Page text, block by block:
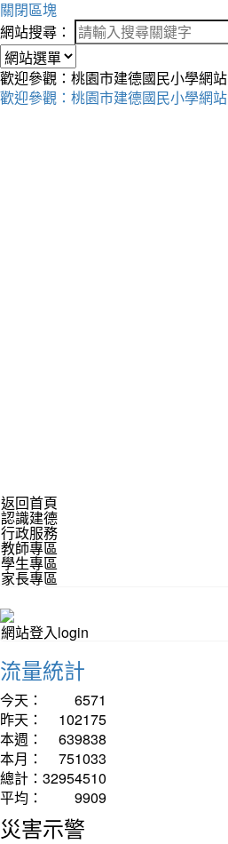
關閉區塊
網站搜尋：
歡迎參觀：桃園市建德國民小學網站
歡迎參觀：桃園市建德國民小學網站
返回首頁
認識建德
行政服務
教師專區
學生專區
家長專區
網站登入login
流量統計
今天：
6571
昨天：
102175
本週：
639838
本月：
751033
總計： 32954510
平均：
9909
災害示警